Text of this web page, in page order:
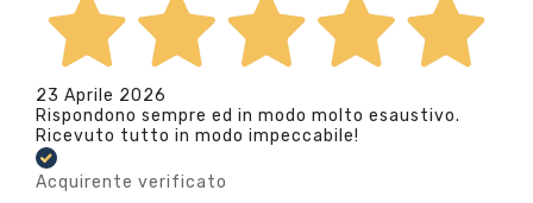
23 Aprile 2026
Rispondono sempre ed in modo molto esaustivo.
Ricevuto tutto in modo impeccabile!
Acquirente verificato